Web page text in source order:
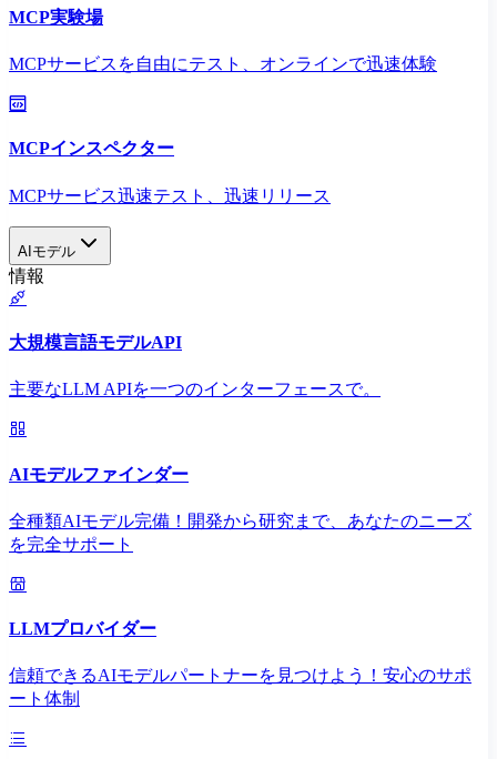
MCP実験場
MCPサービスを自由にテスト、オンラインで迅速体験
MCPインスペクター
MCPサービス迅速テスト、迅速リリース
AIモデル
情報
大規模言語モデルAPI
主要なLLM APIを一つのインターフェースで。
AIモデルファインダー
全種類AIモデル完備！開発から研究まで、あなたのニーズ
を完全サポート
LLMプロバイダー
信頼できるAIモデルパートナーを見つけよう！安心のサポ
ート体制